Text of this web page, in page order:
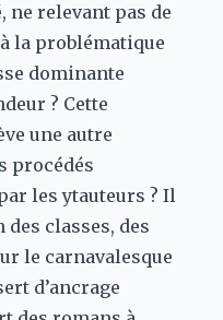
ne relevant pas de
la problématique
dominante
? Cette
une autre
procédés
les ytauteurs ? Il
des classes, des
le carnavalesque
d’ancrage